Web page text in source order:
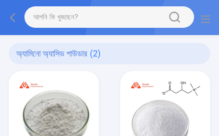
অ্যামিনো অ্যাসিড পাউডার (2)